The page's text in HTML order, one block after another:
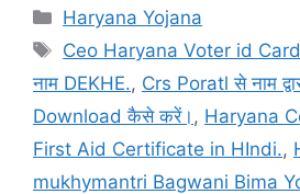
Categories
Haryana Yojana
Tags
Ceo Haryana Voter id
नाम DEKHE., Crs Poratl से नाम
Download कैसे करें। , Haryana
First Aid Certificate in HIndi.,
mukhymantri Bagwani Bima